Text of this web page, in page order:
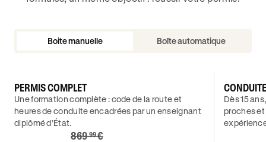
Boite manuelle Boîte automatique
PERMIS COMPLET
Une formation complète : code de la route et
heures de conduite encadrées par un enseignant
diplômé d’État.
869 .99€
Dès 15
proches